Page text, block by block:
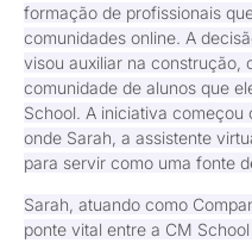
formação de profissionais
comunidades online. A
visou auxiliar na construção,
comunidade de alunos que
School. A iniciativa começou
onde Sarah, a assistente
para servir como uma fonte
Sarah, atuando como
ponte vital entre a CM